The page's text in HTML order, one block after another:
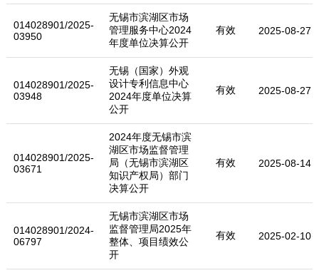
014028901/2025-
03950
无锡市滨湖区市场
管理服务中心2024
年度单位决算公开
有效 2025-08-27
014028901/2025-
03948
无锡（国家）外观
设计专利信息中心
2024年度单位决算
公开
有效 2025-08-27
014028901/2025-
03671
2024年度无锡市滨
湖区市场监督管理
局（无锡市滨湖区
知识产权局）部门
决算公开
有效 2025-08-14
014028901/2024-
06797
无锡市滨湖区市场
监督管理局2025年
整体、项目绩效公
开
有效 2025-02-10